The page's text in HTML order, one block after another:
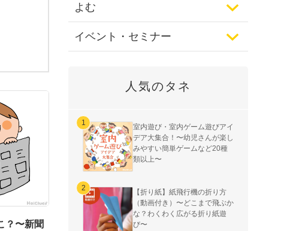
？〜新聞
よむ
イベント・セミナー
人気のタネ
室内遊び・室内ゲーム遊びアイ
デア大集合！〜幼児さんが楽し
みやすい簡単ゲームなど20種
類以上〜
【折り紙】紙飛行機の折り方
（動画付き）〜どこまで飛ぶか
な？わくわく広がる折り紙遊
び〜